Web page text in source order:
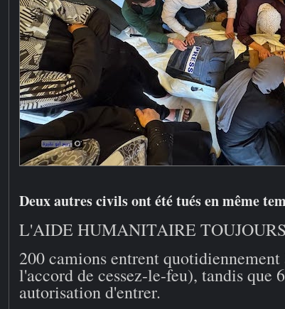
Deux autres civils ont été tués en même
L'AIDE HUMANITAIRE
200 camions entrent
l'accord de cessez-le-feu), tandis que
autorisation d'entrer.